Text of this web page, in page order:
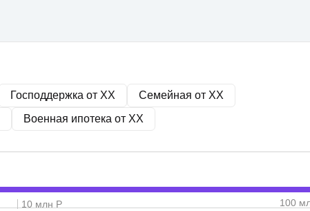
Господдержка от XX Семейная от XX
Военная ипотека от XX
10 млн Р
100